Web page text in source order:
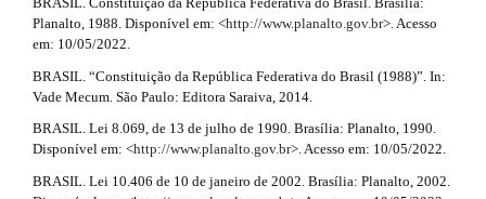
o
t
s
t
p
3
a
#
r
t
i
c
l
Planalto, 1988. Disponível em: <http://www.planalto.gov.br>. Acesso
em: 10/05/2022.
BRASIL. “Constituição da República Federativa do Brasil (1988)”. In:
Vade Mecum. São Paulo: Editora Saraiva, 2014.
BRASIL. Lei 8.069, de 13 de julho de 1990. Brasília: Planalto, 1990.
Disponível em: <http://www.planalto.gov.br>. Acesso em: 10/05/2022.
BRASIL. Lei 10.406 de 10 de janeiro de 2002. Brasília: Planalto, 2002.